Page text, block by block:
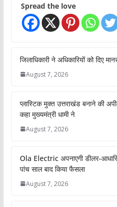
Spread the love
जिलाधिकारी ने अधिकारियों को दिए
August 7, 2026
प्लास्टिक मुक्त उत्तराखंड बनाने की
कहा मुख्यमंत्री धामी ने
August 7, 2026
Ola Electric अपनाएगी डीलर-
पांच साल बाद किया फैसला
August 7, 2026